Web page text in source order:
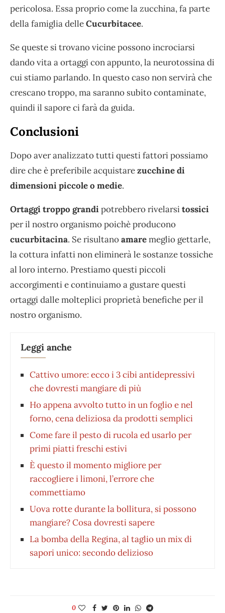
pericolosa. Essa proprio come la zucchina, fa parte
della famiglia delleCucurbitacee.
Se queste si trovano vicine possono incrociarsi
dando vita a ortaggi con appunto, la neurotossina di
cui stiamo parlando. In questo caso non servirà che
crescano troppo, ma saranno subito contaminate,
quindi il sapore ci farà da guida.
Conclusioni
Dopo aver analizzato tutti questi fattori possiamo
dire che è preferibile acquistarezucchine di
dimensioni piccole o medie.
Ortaggi troppo grandipotrebbero rivelarsitossici
per il nostro organismo poichè producono
cucurbitacina. Se risultanoamaremeglio gettarle,
la cottura infatti non eliminerà le sostanze tossiche
al loro interno. Prestiamo questi piccoli
accorgimenti e continuiamo a gustare questi
ortaggi dalle molteplici proprietà benefiche per il
nostro organismo.
Leggi anche
Cattivo umore: ecco i 3 cibi antidepressivi
che dovresti mangiare di più
Ho appena avvolto tutto in un foglio e nel
forno, cena deliziosa da prodotti semplici
Come fare il pesto di rucola ed usarlo per
primi piatti freschi estivi
È questo il momento migliore per
raccogliere i limoni, l’errore che
commettiamo
Uova rotte durante la bollitura, si possono
mangiare? Cosa dovresti sapere
La bomba della Regina, al taglio un mix di
sapori unico: secondo delizioso
0